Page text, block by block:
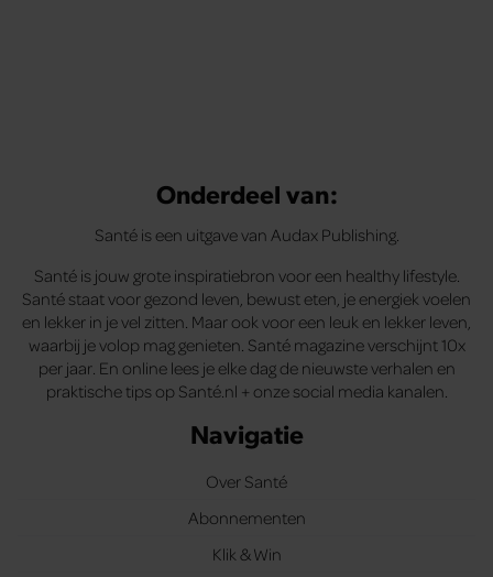
Onderdeel van:
Santé is een uitgave van Audax Publishing.
Santé is jouw grote inspiratiebron voor een healthy lifestyle.
Santé staat voor gezond leven, bewust eten, je energiek voelen
en lekker in je vel zitten. Maar ook voor een leuk en lekker leven,
waarbij je volop mag genieten. Santé magazine verschijnt 10x
per jaar. En online lees je elke dag de nieuwste verhalen en
praktische tips op Santé.nl + onze social media kanalen.
Navigatie
Over Santé
Abonnementen
Klik & Win